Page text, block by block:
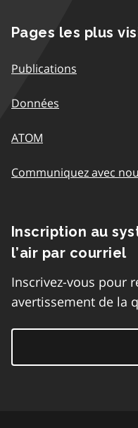
Pages les plus
Publications
Données
ATOM
Communiquez avec
Inscription au
l’air par courriel
Inscrivez-vous pour
avertissement de la